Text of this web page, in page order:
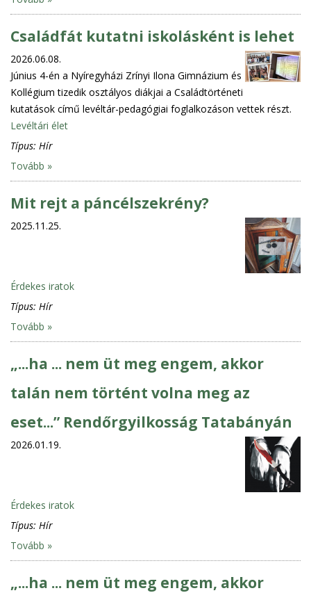
Családfát kutatni iskolásként is lehet
2026.06.08.
Június 4-én a Nyíregyházi Zrínyi Ilona Gimnázium és
Kollégium tizedik osztályos diákjai a Családtörténeti
kutatások című levéltár-pedagógiai foglalkozáson vettek részt.
Levéltári élet
Típus: Hír
Tovább »
Mit rejt a páncélszekrény?
2025.11.25.
Érdekes iratok
Típus: Hír
Tovább »
„...ha ... nem üt meg engem, akkor
talán nem történt volna meg az
eset...” Rendőrgyilkosság Tatabányán
2026.01.19.
Érdekes iratok
Típus: Hír
Tovább »
„...ha ... nem üt meg engem, akkor